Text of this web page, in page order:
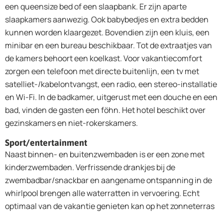
een queensize bed of een slaapbank. Er zijn aparte
slaapkamers aanwezig. Ook babybedjes en extra bedden
kunnen worden klaargezet. Bovendien zijn een kluis, een
minibar en een bureau beschikbaar. Tot de extraatjes van
de kamers behoort een koelkast. Voor vakantiecomfort
zorgen een telefoon met directe buitenlijn, een tv met
satelliet-/kabelontvangst, een radio, een stereo-installatie
en Wi-Fi. In de badkamer, uitgerust met een douche en een
bad, vinden de gasten een föhn. Het hotel beschikt over
gezinskamers en niet-rokerskamers.
Sport/entertainment
Naast binnen- en buitenzwembaden is er een zone met
kinderzwembaden. Verfrissende drankjes bij de
zwembadbar/snackbar en aangename ontspanning in de
whirlpool brengen alle waterratten in vervoering. Echt
optimaal van de vakantie genieten kan op het zonneterras